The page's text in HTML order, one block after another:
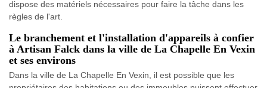
dispose des matériels nécessaires pour faire la tâche dans les
règles de l'art.
Le branchement et l'installation d'appareils à confier
à Artisan Falck dans la ville de La Chapelle En Vexin
et ses environs
Dans la ville de La Chapelle En Vexin, il est possible que les